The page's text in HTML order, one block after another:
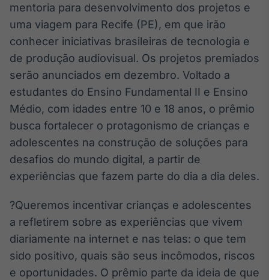
Ticker
Cotações e
headlines de
Broadcast
Widgets
Componentes
para conteúdos e
funcionalidades
Broadcast
Conteúdos e
dados para
Broadcast
mentoria para desenvolvimento dos projetos e
uma viagem para Recife (PE), em que irão
conhecer iniciativas brasileiras de tecnologia e
de produção audiovisual. Os projetos premiados
serão anunciados em dezembro. Voltado a
estudantes do Ensino Fundamental II e Ensino
Médio, com idades entre 10 e 18 anos, o prêmio
busca fortalecer o protagonismo de crianças e
adolescentes na construção de soluções para
desafios do mundo digital, a partir de
experiências que fazem parte do dia a dia deles.
?Queremos incentivar crianças e adolescentes
a refletirem sobre as experiências que vivem
diariamente na internet e nas telas: o que tem
sido positivo, quais são seus incômodos, riscos
e oportunidades. O prêmio parte da ideia de que